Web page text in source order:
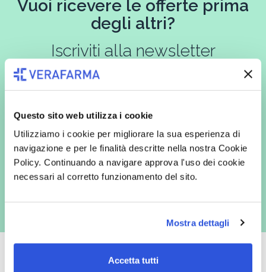
Questo sito web utilizza i cookie
Utilizziamo i cookie per migliorare la sua esperienza di
navigazione e per le finalità descritte nella nostra Cookie
Policy. Continuando a navigare approva l'uso dei cookie
necessari al corretto funzionamento del sito.
Mostra dettagli
Accetta tutti
Vuoi ricevere le offerte prima
degli altri?
Iscriviti alla newsletter
In qualità di interessato, avendo letto l’informativa
redatta ai sensi del Regolamento EU 2016/679, acconsento
espressamente al trattamento dei miei dati personali per finalità
commerciali da parte di Verafarma, tra cui invio di comunicazioni
marketing (con modalità telematiche - quali ad es. newsletter ed e-mail
con inviti e comunicazioni commerciali - e modalità tradizionali, quali ad
es. posta cartacea)